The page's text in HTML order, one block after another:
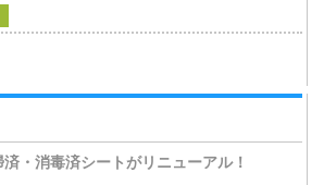
済・消毒済シートがリニューアル！